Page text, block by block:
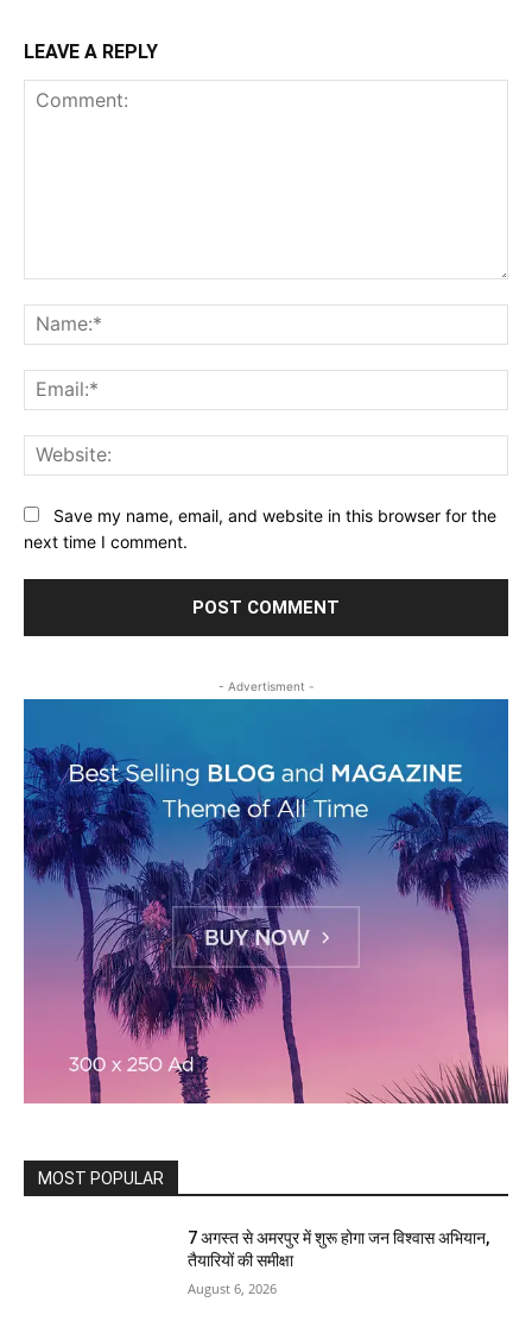
LEAVE A REPLY
Save my name, email, and website in this browser for the
next time I comment.
- Advertisment -
MOST POPULAR
7 अगस्त से अमरपुर में शुरू होगा जन विश्वास अभियान,
तैयारियों की समीक्षा
August 6, 2026